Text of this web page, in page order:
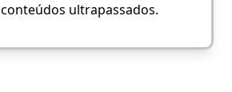
conteúdos ultrapassados.